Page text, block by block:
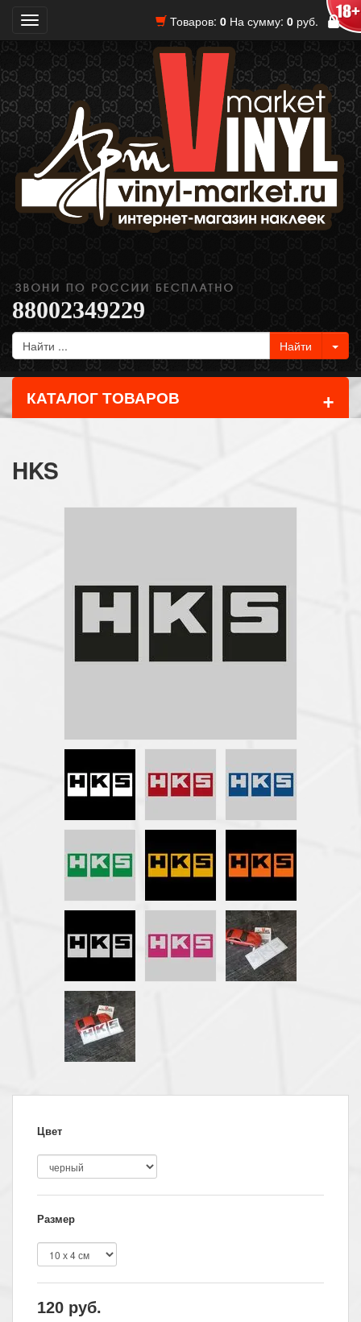
Товаров: 0 На сумму: 0 руб.
Toggle
navigation
88002349229
КАТАЛОГ ТОВАРОВ +
HKS
Цвет
Размер
120 руб.